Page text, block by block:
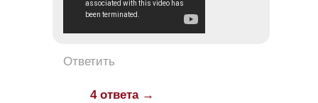
Ответить
4 ответа →